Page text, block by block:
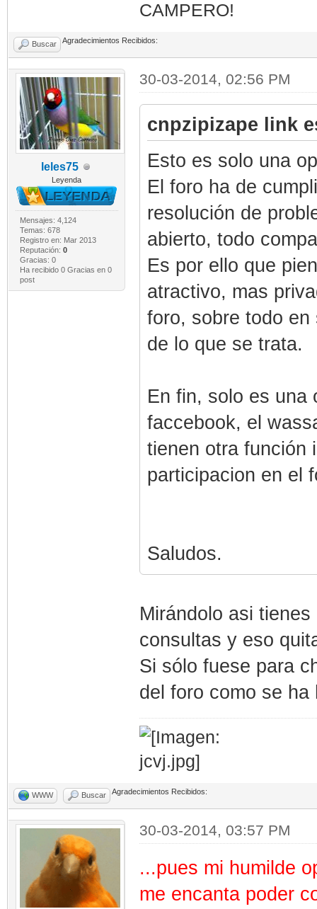
CAMPERO!
Buscar Agradecimientos Recibidos:
leles75
Leyenda
Mensajes: 4,124
Temas: 678
Registro en: Mar 2013
Reputación: 0
Gracias: 0
Ha recibido 0 Gracias en 0
post
30-03-2014, 02:56 PM
cnpzipizape link
Esto es solo una
El foro ha de
resolución de
abierto, todo
Es por ello que
atractivo, mas
foro, sobre todo
de lo que se trata.
En fin, solo es una
faccebook, el
tienen otra función
participacion en el
Saludos.
Mirándolo asi
consultas y eso
Si sólo fuese para
del foro como se
WWW Buscar Agradecimientos Recibidos:
30-03-2014, 03:57 PM
...pues mi humilde
me encanta poder